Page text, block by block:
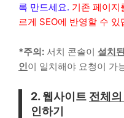
록 만드세요. 기존 페이지
르게 SEO에 반영할 수 있
*주의: 서치 콘솔이 설치
인이 일치해야 요청이 가
2. 웹사이트 전체
인하기